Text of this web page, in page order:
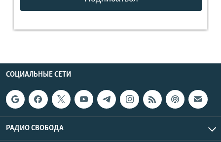
СОЦИАЛЬНЫЕ СЕТИ
РАДИО СВОБОДА